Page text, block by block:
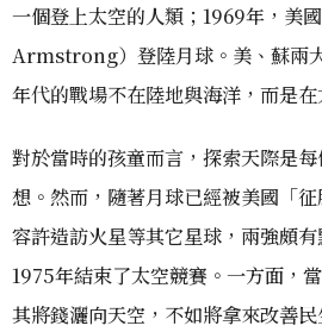
一個登上太空的人類；1969年，美
Armstrong）登陸月球。美、蘇兩
年代的戰場不在陸地與海洋，而是在
對於當時的孩童而言，探索天際是
想。然而，隨著月球已經被美國「
容許造訪火星等其它星球，兩強頗
1975年結束了太空競賽。一方面，
其將錢灑向天空，不如將拿來改善民